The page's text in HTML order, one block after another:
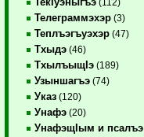
(112)
Телеграммэхэр (3)
Теплъэгъуэхэр (47)
Тхыдэ (46)
ТхылъыщIэ (189)
Узыншагъэ (74)
Указ (120)
Унафэ (20)
УнафэщIым и псалъэ